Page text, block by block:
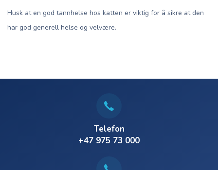
Husk at en god tannhelse hos katten er viktig for å sikre at den
har god generell helse og velvære.
Telefon
+47 975 73 000